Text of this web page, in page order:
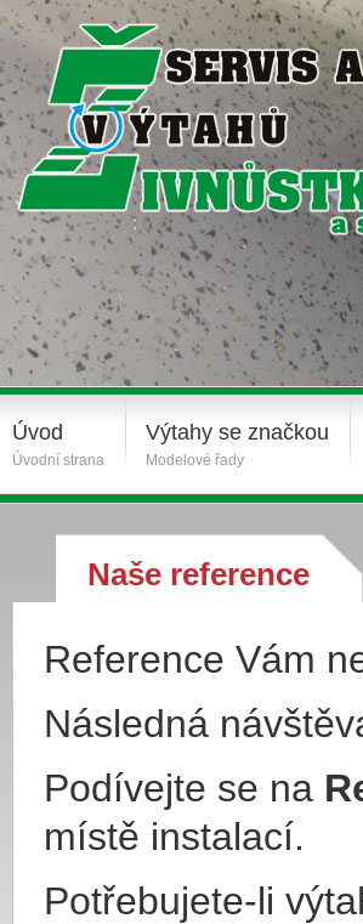
Úvod
Úvodní strana
Výtahy se značkou
Modelové řady
Naše reference
Reference Vám
Následná
Podívejte se na
místě instalací.
Potřebujete-li